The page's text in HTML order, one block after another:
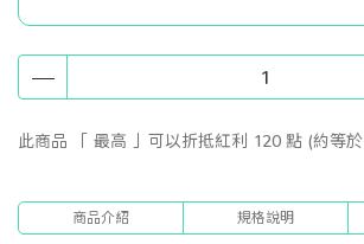
此商品 「 最高 」可以折抵紅利 120 點 (約等於
商品介紹 規格說明